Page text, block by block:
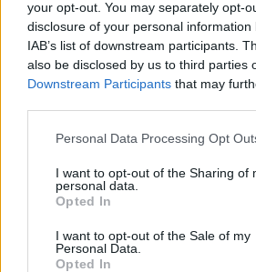
your opt-out. You may separately opt-
disclosure of your personal
IAB’s list of downstream participants.
also be disclosed by us to third parties
Downstream Participants that may
Personal Data Processing Opt
I want to opt-out of the Sharing of
personal data.
Opted In
I want to opt-out of the Sale of my
Personal Data.
Opted In
48.400 Kč • náborový bonus 50.000 Kč
okres Jihlava)
07.08.2026 -Specialista pro
Klementa 869, Mladá Boleslav II)
06.08.2026 -Bosch Powertrain s.r.o.
Kč • náborový bonus 50.000 Kč •
06.08.2026 -Bosch Powertrain s.r.o. •
... další nabídky zaměstnání